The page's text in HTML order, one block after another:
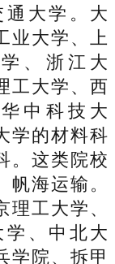
大学。大
业大学、上
、浙江大
工大学、西
中科技大
学的材料科
。这类院校
海运输。
工大学、
、中北大
学院、拆甲